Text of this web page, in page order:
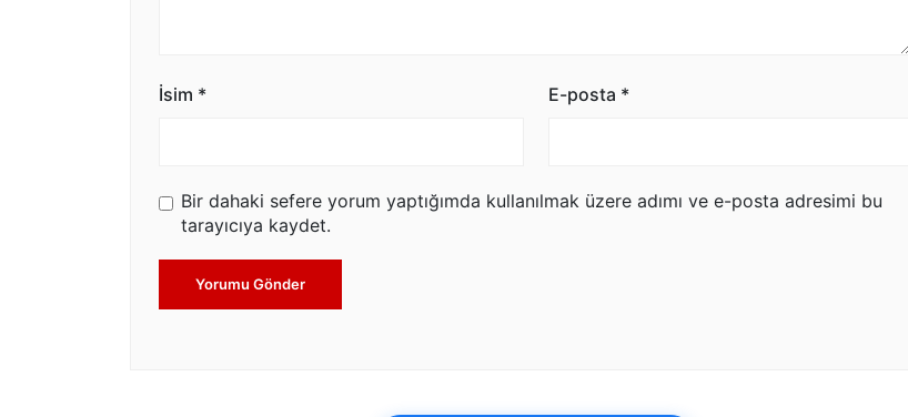
İsim * E-posta *
Bir dahaki sefere yorum yaptığımda kullanılmak üzere adımı ve e-posta adresimi bu
tarayıcıya kaydet.
Yorumu Gönder